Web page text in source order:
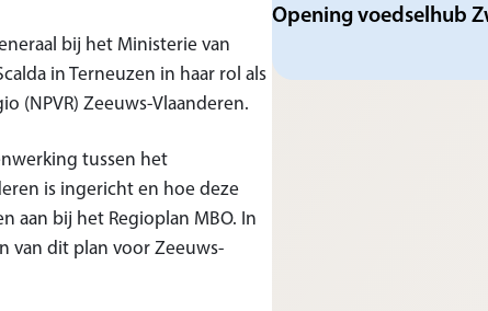
bij het Ministerie van
in Terneuzen in haar rol als
(NPVR) Zeeuws-Vlaanderen.
tussen het
is ingericht en hoe deze
aan bij het Regioplan MBO. In
van dit plan voor Zeeuws-
Opening voedselhub